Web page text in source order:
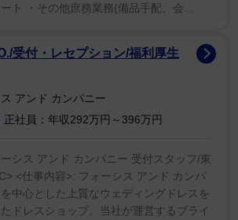
ト ・その他庶務業務(備品手配、会...
受付・レセプション/福利厚生
アンド カンパニー
正社員：年収292万円～396万円
ーシス アンド カンパニー 受付スタッフ/東
<仕事内容>: フォーシス アンド カンパ
中心とした上質なウェディングドレスを
ドレスショップ。当社が運営するブライ